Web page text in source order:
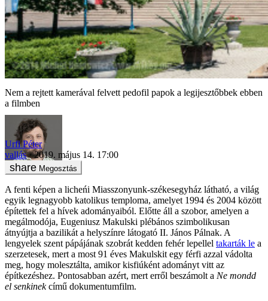
Nem a rejtett kamerával felvett pedofil papok a legijesztőbbek ebben
a filmben
Urfi Péter
vallás
2019. május 14. 17:00
Megosztás
A fenti képen a licheńi Miasszonyunk-székesegyház látható, a világ
egyik legnagyobb katolikus temploma, amelyet 1994 és 2004 között
építettek fel a hívek adományaiból. Előtte áll a szobor, amelyen a
megálmodója, Eugeniusz Makulski plébános szimbolikusan
átnyújtja a bazilikát a helyszínre látogató II. János Pálnak. A
lengyelek szent pápájának szobrát kedden fehér lepellel takarták le a
szerzetesek, mert a most 91 éves Makulskit egy férfi azzal vádolta
meg, hogy molesztálta, amikor kisfiúként adományt vitt az
építkezéshez. Pontosabban azért, mert erről beszámolt a Ne mondd
el senkinekcímű dokumentumfilm.